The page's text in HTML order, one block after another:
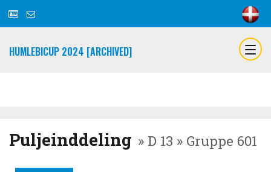
HUMLEBICUP 2024 [ARCHIVED]
Puljeinddeling » D 13 » Gruppe 601